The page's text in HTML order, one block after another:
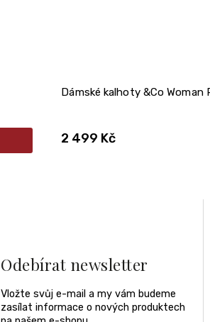
Dámské kalhoty &Co Woman
2 499 Kč
Odebírat newsletter
Vložte svůj e-mail a my vám budeme
zasílat informace o nových produktech